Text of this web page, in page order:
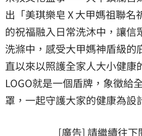
出「美琪樂皂 X 大甲媽祖聯名
的祝福融入日常洗沐中，讓信
洗滌中，感受大甲媽神盾級的
直以來以照護全家人大小健康
LOGO就是一個盾牌，象徵給
罩，一起守護大家的健康為設
[廣告] 請繼續往